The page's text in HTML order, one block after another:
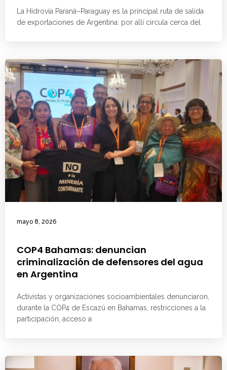
La Hidrovía Paraná–Paraguay es la principal ruta de salida
de exportaciones de Argentina: por allí circula cerca del
mayo 8, 2026
COP4 Bahamas: denuncian
criminalización de defensores del agua
en Argentina
Activistas y organizaciones socioambientales denunciaron,
durante la COP4 de Escazú en Bahamas, restricciones a la
participación, acceso a